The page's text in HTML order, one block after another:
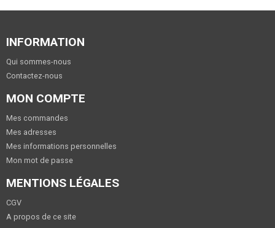
INFORMATION
Qui sommes-nous
Contactez-nous
MON COMPTE
Mes commandes
Mes adresses
Mes informations personnelles
Mon mot de passe
MENTIONS LÉGALES
CGV
A propos de ce site